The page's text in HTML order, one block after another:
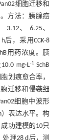
细胞迁移和
方法：胰腺癌
3.12、 6.25、
后，采用CCK-8
用药浓度。胰
mg·L-1 SchB
划痕愈合率，
迁移和侵袭细
细胞中波形
）表达水平。构
功建模的10只
理28 d后，测